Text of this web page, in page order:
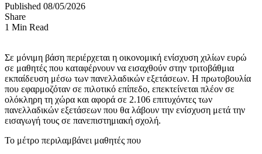
Published 08/05/2026
Share
1 Min Read
Σε μόνιμη βάση περιέρχεται η οικονομική ενίσχυση χιλίων ευρώ
σε μαθητές που καταφέρνουν να εισαχθούν στην τριτοβάθμια
εκπαίδευση μέσω των πανελλαδικών εξετάσεων. Η πρωτοβουλία
που εφαρμοζόταν σε πιλοτικό επίπεδο, επεκτείνεται πλέον σε
ολόκληρη τη χώρα και αφορά σε 2.106 επιτυχόντες των
πανελλαδικών εξετάσεων που θα λάβουν την ενίσχυση μετά την
εισαγωγή τους σε πανεπιστημιακή σχολή.
Το μέτρο περιλαμβάνει μαθητές που